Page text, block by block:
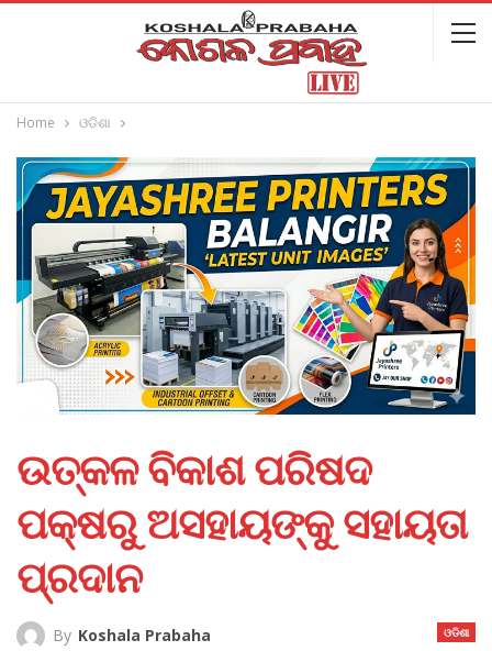
Home ଓଡିଶା
ଉତ୍କଳ ବିକାଶ ପରିଷଦ
ପକ୍ଷରୁ ଅସହାୟଙ୍କୁ ସହାୟତା
ପ୍ରଦାନ
ଓଡିଶା
By Koshala Prabaha